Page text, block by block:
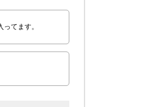
てます。